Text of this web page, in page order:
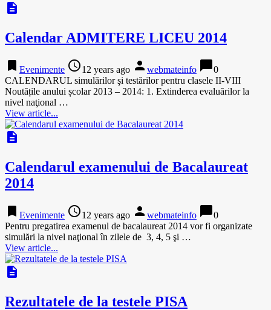
description
Calendar ADMITERE LICEU 2014
bookmark Evenimente access_time12 years ago person webmateinfo chat_bubble0
CALENDARUL simulărilor şi testărilor pentru clasele II-VIII
Noutățile anului școlar 2013 – 2014: 1. Extinderea evaluărilor la
nivel naţional …
View article...
description
Calendarul examenului de Bacalaureat
2014
bookmark Evenimente access_time12 years ago person webmateinfo chat_bubble0
Pentru pregatirea examenul de bacalaureat 2014 vor fi organizate
simulări la nivel naţional în zilele de 3, 4, 5 şi …
View article...
description
Rezultatele de la testele PISA